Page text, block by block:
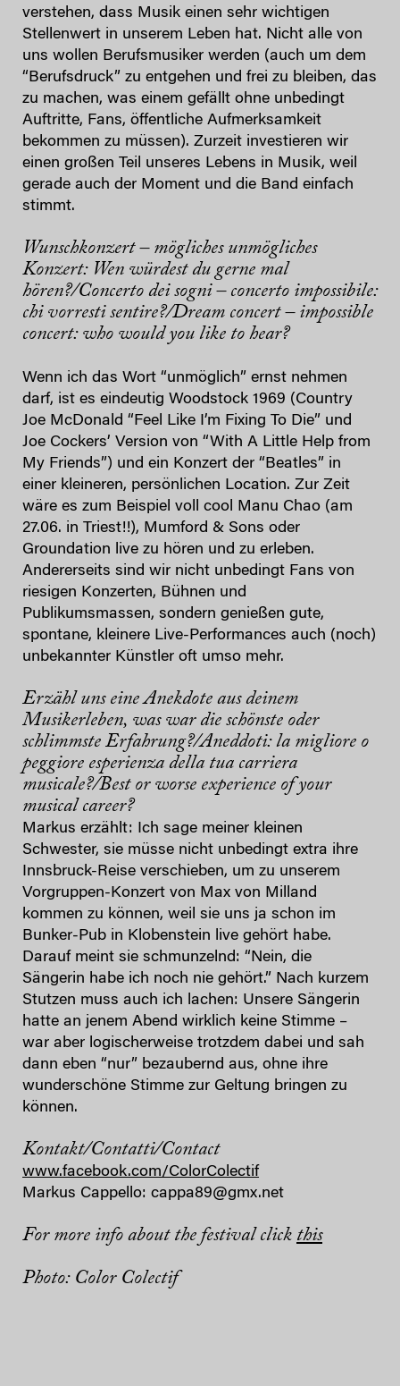
verstehen, dass Musik einen sehr wichtigen
Stellenwert in unserem Leben hat. Nicht alle von
uns wollen Berufsmusiker werden (auch um dem
“Berufsdruck” zu entgehen und frei zu bleiben, das
zu machen, was einem gefällt ohne unbedingt
Auftritte, Fans, öffentliche Aufmerksamkeit
bekommen zu müssen). Zurzeit investieren wir
einen großen Teil unseres Lebens in Musik, weil
gerade auch der Moment und die Band einfach
stimmt.
Wunschkonzert – mögliches unmögliches
Konzert: Wen würdest du gerne mal
hören?/Concerto dei sogni – concerto impossibile:
chi vorresti sentire?/Dream concert – impossible
concert: who would you like to hear?
Wenn ich das Wort “unmöglich” ernst nehmen
darf, ist es eindeutig Woodstock 1969 (Country
Joe McDonald “Feel Like I’m Fixing To Die” und
Joe Cockers’ Version von “With A Little Help from
My Friends”) und ein Konzert der “Beatles” in
einer kleineren, persönlichen Location. Zur Zeit
wäre es zum Beispiel voll cool Manu Chao (am
27.06. in Triest!!), Mumford & Sons oder
Groundation live zu hören und zu erleben.
Andererseits sind wir nicht unbedingt Fans von
riesigen Konzerten, Bühnen und
Publikumsmassen, sondern genießen gute,
spontane, kleinere Live-Performances auch (noch)
unbekannter Künstler oft umso mehr.
Erzähl uns eine Anekdote aus deinem
Musikerleben, was war die schönste oder
schlimmste Erfahrung?/Aneddoti: la migliore o
peggiore esperienza della tua carriera
musicale?/Best or worse experience of your
musical career?
Markus erzählt: Ich sage meiner kleinen
Schwester, sie müsse nicht unbedingt extra ihre
Innsbruck-Reise verschieben, um zu unserem
Vorgruppen-Konzert von Max von Milland
kommen zu können, weil sie uns ja schon im
Bunker-Pub in Klobenstein live gehört habe.
Darauf meint sie schmunzelnd: “Nein, die
Sängerin habe ich noch nie gehört.” Nach kurzem
Stutzen muss auch ich lachen: Unsere Sängerin
hatte an jenem Abend wirklich keine Stimme –
war aber logischerweise trotzdem dabei und sah
dann eben “nur” bezaubernd aus, ohne ihre
wunderschöne Stimme zur Geltung bringen zu
können.
Kontakt/Contatti/Contact
www.facebook.com/ColorColectif
Markus Cappello: cappa89@gmx.net
For more info about the festival click this
Photo: Color Colectif